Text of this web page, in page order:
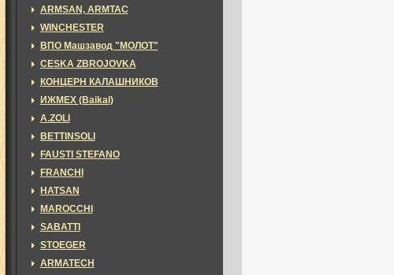
ARMSAN, ARMTAC
WINCHESTER
ВПО Машзавод "МОЛОТ"
CESKA ZBROJOVKA
КОНЦЕРН КАЛАШНИКОВ
ИЖМЕХ (Baikal)
A.ZOLI
BETTINSOLI
FAUSTI STEFANO
FRANCHI
HATSAN
MAROCCHI
SABATTI
STOEGER
ARMATECH